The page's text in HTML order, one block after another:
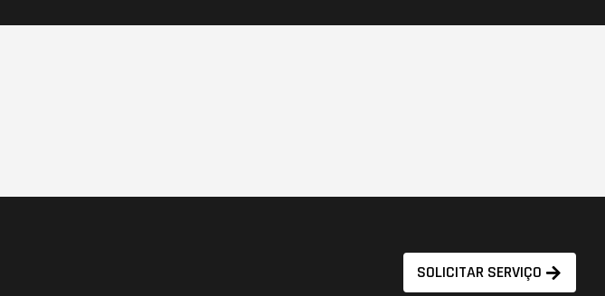
SOLICITAR SERVIÇO